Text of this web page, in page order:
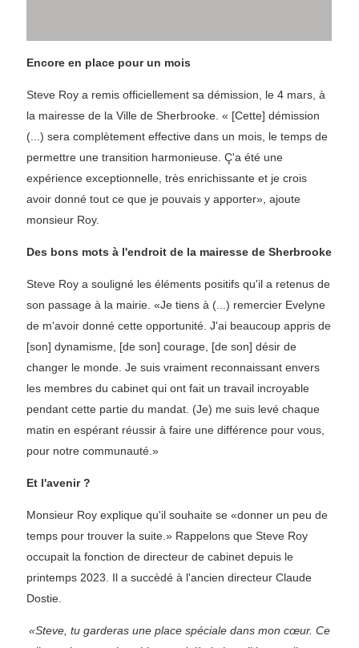
Encore en place pour un mois
Steve Roy a remis officiellement sa démission, le 4 mars, à
la mairesse de la Ville de Sherbrooke. « [Cette] démission
(...) sera complètement effective dans un mois, le temps de
permettre une transition harmonieuse. Ç'a été une
expérience exceptionnelle, très enrichissante et je crois
avoir donné tout ce que je pouvais y apporter», ajoute
monsieur Roy.
Des bons mots à l'endroit de la mairesse de Sherbrooke
Steve Roy a souligné les éléments positifs qu'il a retenus de
son passage à la mairie. «Je tiens à (...) remercier Evelyne
de m'avoir donné cette opportunité. J'ai beaucoup appris de
[son] dynamisme, [de son] courage, [de son] désir de
changer le monde. Je suis vraiment reconnaissant envers
les membres du cabinet qui ont fait un travail incroyable
pendant cette partie du mandat. (Je) me suis levé chaque
matin en espérant réussir à faire une différence pour vous,
pour notre communauté.»
Et l'avenir ?
Monsieur Roy explique qu'il souhaite se «donner un peu de
temps pour trouver la suite.» Rappelons que Steve Roy
occupait la fonction de directeur de cabinet depuis le
printemps 2023. Il a succèdé à l'ancien directeur Claude
Dostie.
«Steve, tu garderas une place spéciale dans mon cœur. Ce